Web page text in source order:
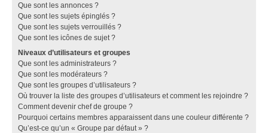
Que sont les annonces ?
Que sont les sujets épinglés ?
Que sont les sujets verrouillés ?
Que sont les icônes de sujet ?
Niveaux d’utilisateurs et groupes
Que sont les administrateurs ?
Que sont les modérateurs ?
Que sont les groupes d’utilisateurs ?
Où trouver la liste des groupes d’utilisateurs et comment les rejoindre ?
Comment devenir chef de groupe ?
Pourquoi certains membres apparaissent dans une couleur différente ?
Qu’est-ce qu’un « Groupe par défaut » ?